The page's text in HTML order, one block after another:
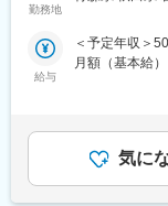
す。
給取得もしや
・仕事を通じ
・内資系の安
という方には
MR（医薬情
品に関する情
勤務地
事業所
給与
＜予定年収＞
月額（基本給
どを考慮し、
3～4万円）・
任先の評価次
定）賃金はあ
気に